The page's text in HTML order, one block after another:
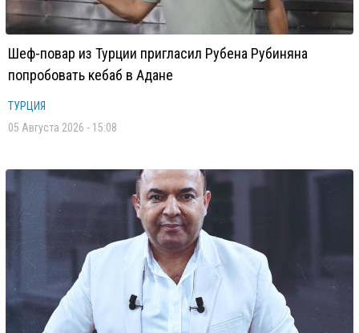
Шеф-повар из Турции пригласил Рубена Рубиняна
попробовать кебаб в Адане
ТУРЦИЯ
05 Августа 2026 - 15:08